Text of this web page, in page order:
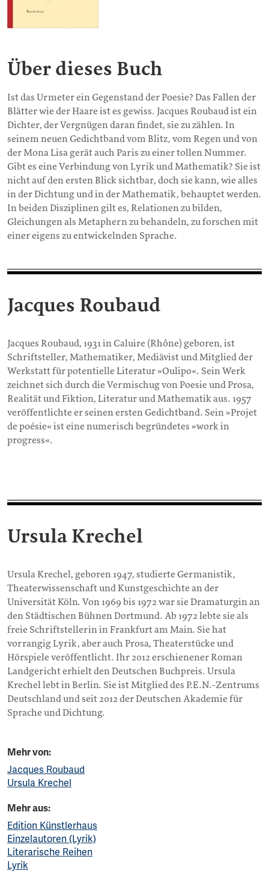
Über dieses Buch
Ist das Urmeter ein Gegenstand der Poesie? Das Fallen der
Blätter wie der Haare ist es gewiss. Jacques Roubaud ist ein
Dichter, der Vergnügen daran findet, sie zu zählen. In
seinem neuen Gedichtband vom Blitz, vom Regen und von
der Mona Lisa gerät auch Paris zu einer tollen Nummer.
Gibt es eine Verbindung von Lyrik und Mathematik? Sie ist
nicht auf den ersten Blick sichtbar, doch sie kann, wie alles
in der Dichtung und in der Mathematik, behauptet werden.
In beiden Disziplinen gilt es, Relationen zu bilden,
Gleichungen als Metaphern zu behandeln, zu forschen mit
einer eigens zu entwickelnden Sprache.
Jacques Roubaud
Jacques Roubaud, 1931 in Caluire (Rhône) geboren, ist
Schriftsteller, Mathematiker, Mediävist und Mitglied der
Werkstatt für potentielle Literatur »Oulipo«. Sein Werk
zeichnet sich durch die Vermischug von Poesie und Prosa,
Realität und Fiktion, Literatur und Mathematik aus. 1957
veröffentlichte er seinen ersten Gedichtband. Sein »Projet
de poésie« ist eine numerisch begründetes »work in
progress«.
Ursula Krechel
Ursula Krechel, geboren 1947, studierte Germanistik,
Theaterwissenschaft und Kunstgeschichte an der
Universität Köln. Von 1969 bis 1972 war sie Dramaturgin an
den Städtischen Bühnen Dortmund. Ab 1972 lebte sie als
freie Schriftstellerin in Frankfurt am Main. Sie hat
vorrangig Lyrik, aber auch Prosa, Theaterstücke und
Hörspiele veröffentlicht. Ihr 2012 erschienener Roman
Landgericht erhielt den Deutschen Buchpreis. Ursula
Krechel lebt in Berlin. Sie ist Mitglied des P.E.N.-Zentrums
Deutschland und seit 2012 der Deutschen Akademie für
Sprache und Dichtung.
Mehr von:
Jacques Roubaud
Ursula Krechel
Mehr aus:
Edition Künstlerhaus
Einzelautoren (Lyrik)
Literarische Reihen
Lyrik